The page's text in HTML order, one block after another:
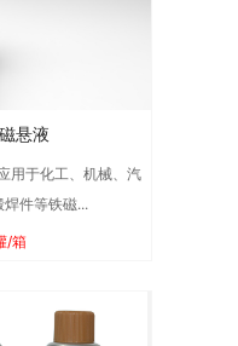
悬液
用于化工、机械、汽
件等铁磁...
/箱